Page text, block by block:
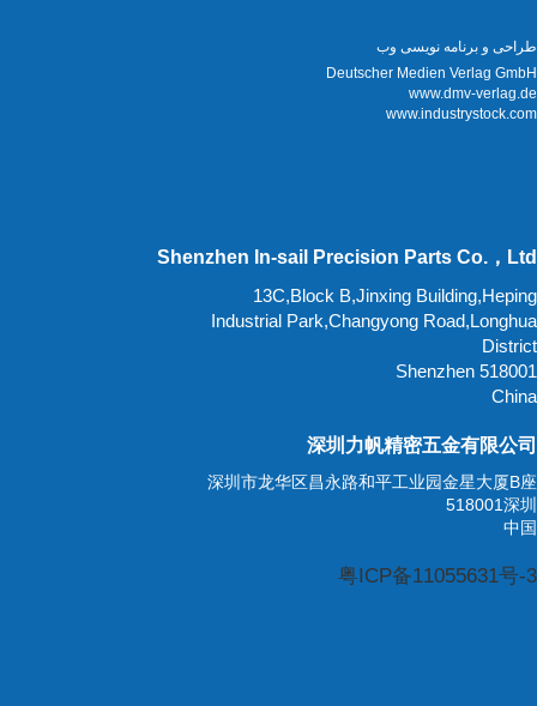
طراحی و برنامه نویسی وب
Deutscher Medien Verlag GmbH
www.dmv-verlag.de
www.industrystock.com
Shenzhen In-sail Precision Parts Co.，Ltd
13C,Block B,Jinxing Building,Heping
Industrial Park,Changyong Road,Longhua
District
518001 Shenzhen
China
深圳力帆精密五金有限公司
深圳市龙华区昌永路和平工业园金星大厦B座
518001深圳
中国
粤ICP备11055631号-3